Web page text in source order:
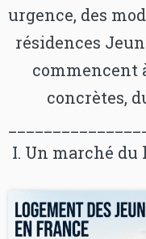
urgence, des
résidences
commencent
concrètes,
I. Un marché du